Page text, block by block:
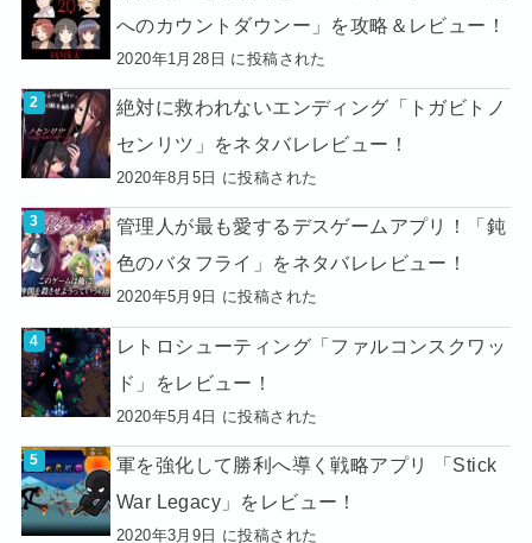
へのカウントダウンー」を攻略＆レビュー！
2020年1月28日 に投稿された
絶対に救われないエンディング「トガビトノ
センリツ」をネタバレレビュー！
2020年8月5日 に投稿された
管理人が最も愛するデスゲームアプリ！「鈍
色のバタフライ」をネタバレレビュー！
2020年5月9日 に投稿された
レトロシューティング「ファルコンスクワッ
ド」をレビュー！
2020年5月4日 に投稿された
軍を強化して勝利へ導く戦略アプリ 「Stick
War Legacy」をレビュー！
2020年3月9日 に投稿された